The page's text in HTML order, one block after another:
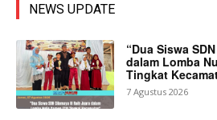
NEWS UPDATE
“Dua Siswa
dalam Lomba
Tingkat
7 Agustus 2026